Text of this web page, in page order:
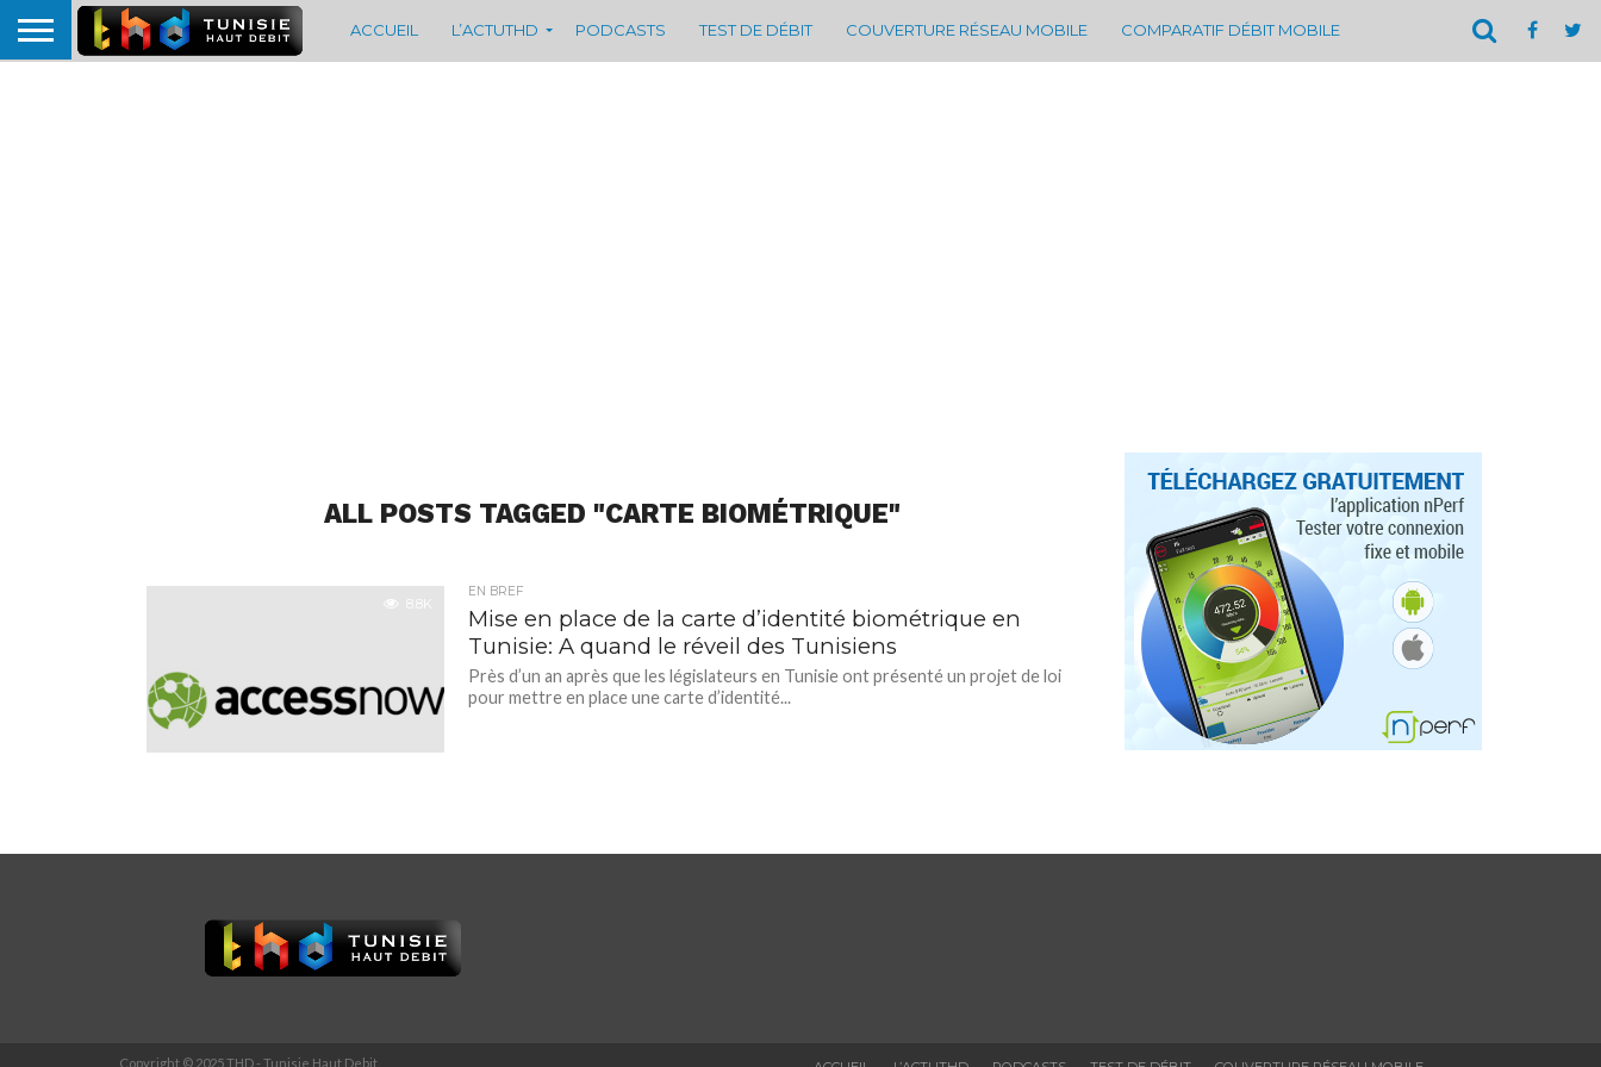
ACCUEIL L’ACTUTHD PODCASTS TEST DE DÉBIT COUVERTURE RÉSEAU MOBILE COMPARATIF DÉBIT MOBILE
ALL POSTS TAGGED "CARTE BIOMÉTRIQUE"
8.8K
EN BREF
Mise en place de la carte d’identité biométrique en
Tunisie: A quand le réveil des Tunisiens
Près d’un an après que les législateurs en Tunisie ont présenté un projet de loi
pour mettre en place une carte d’identité...
Copyright © 2025 THD - Tunisie Haut Debit.